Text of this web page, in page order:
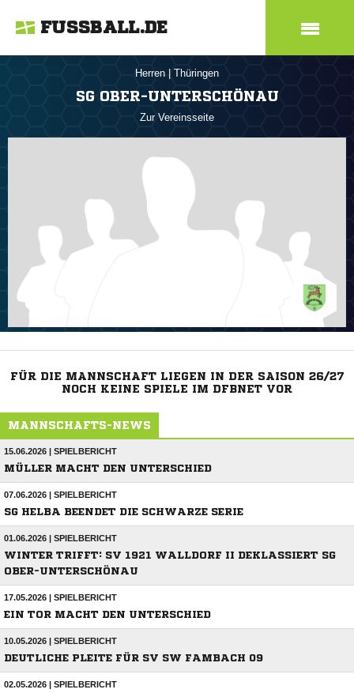
FUSSBALL.DE
Herren Thüringen
SG OBER-UNTERSCHÖNAU
Zur Vereinsseite
FÜR DIE MANNSCHAFT LIEGEN IN DER SAISON 26/27
NOCH KEINE SPIELE IM DFBNET VOR
MANNSCHAFTS-NEWS
15.06.2026 | SPIELBERICHT
MÜLLER MACHT DEN UNTERSCHIED
07.06.2026 | SPIELBERICHT
SG HELBA BEENDET DIE SCHWARZE SERIE
01.06.2026 | SPIELBERICHT
WINTER TRIFFT: SV 1921 WALLDORF II DEKLASSIERT SG
OBER-UNTERSCHÖNAU
17.05.2026 | SPIELBERICHT
EIN TOR MACHT DEN UNTERSCHIED
10.05.2026 | SPIELBERICHT
DEUTLICHE PLEITE FÜR SV SW FAMBACH 09
02.05.2026 | SPIELBERICHT